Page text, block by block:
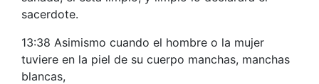
sacerdote.
13:38 Asimismo cuando el hombre o la mujer
tuviere en la piel de su cuerpo manchas, manchas
blancas,